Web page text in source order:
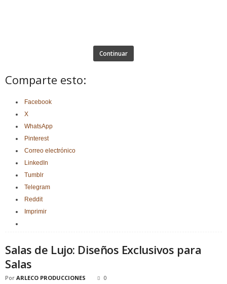
Continuar
Comparte esto:
Facebook
X
WhatsApp
Pinterest
Correo electrónico
LinkedIn
Tumblr
Telegram
Reddit
Imprimir
Salas de Lujo: Diseños Exclusivos para
Salas
Por ARLECO PRODUCCIONES 0